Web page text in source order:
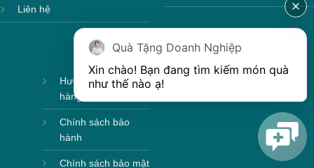
Liên hệ
Hướng dẫn mua
hàng
Chính sách bảo
hành
Chính sách bảo mật
Quà Tặng Doanh Nghiệp
Xin chào! Bạn đang tìm kiếm món quà
như thế nào ạ!